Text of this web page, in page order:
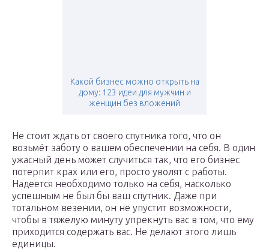
Какой бизнес можно открыть на
дому: 123 идеи для мужчин и
женщин без вложений
Не стоит ждать от своего спутника того, что он
возьмёт заботу о вашем обеспечении на себя. В один
ужасный день может случиться так, что его бизнес
потерпит крах или его, просто уволят с работы.
Надеется необходимо только на себя, насколько
успешным не был бы ваш спутник. Даже при
тотальном везении, он не упустит возможности,
чтобы в тяжелую минуту упрекнуть вас в том, что ему
приходится содержать вас. Не делают этого лишь
единицы.